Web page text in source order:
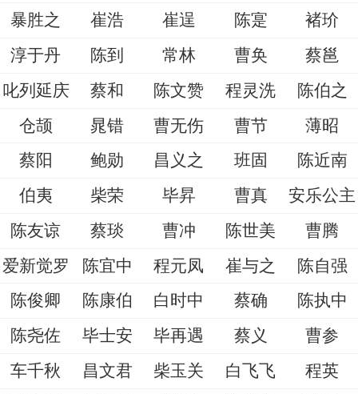
暴胜之
崔浩 崔逞 陈寔
褚玠
淳于丹
陈到 常林 曹奂
蔡邕
叱列延庆
蔡和 陈文赞 程灵洗
陈伯之
仓颉
晁错 曹无伤 曹节
薄昭
蔡阳
鲍勋 昌义之 班固
陈近南
伯夷
柴荣 毕昇 曹真
安乐公主
陈友谅
蔡琰 曹冲 陈世美
曹腾
爱新觉罗
陈宜中 程元凤 崔与之
陈自强
陈俊卿
陈康伯 白时中 蔡确
陈执中
陈尧佐
毕士安 毕再遇 蔡义
曹参
车千秋
昌文君 柴玉关 白飞飞
程英